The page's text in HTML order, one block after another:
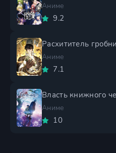
Аниме
9.2
Расхититель
Аниме
7.1
Власть книжного
Аниме
10